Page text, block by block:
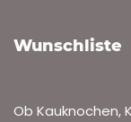
Wunschliste
Ob Kauknochen,